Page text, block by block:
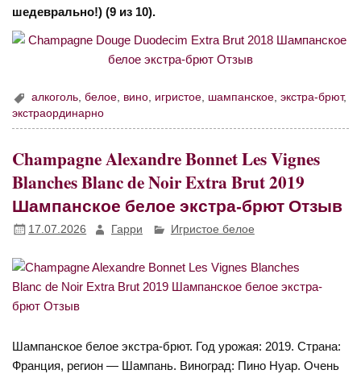
шедеврально!) (9 из 10).
алкоголь,белое, вино, игристое, шампанское,экстра-брют,
экстраординарно
Champagne Alexandre Bonnet Les Vignes
Blanches Blanc de Noir Extra Brut 2019
Шампанское белое экстра-брют Отзыв
17.07.2026 Гарри Игристое белое
Шампанское белое экстра-брют. Год урожая: 2019. Страна:
Франция, регион — Шампань. Виноград: Пино Нуар. Очень